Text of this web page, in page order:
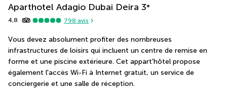
Aparthotel Adagio Dubai Deira 3*
4,8 798 avis
Vous devez absolument profiter des nombreuses
infrastructures de loisirs qui incluent un centre de remise en
forme et une piscine extérieure. Cet appart'hôtel propose
également l'accès Wi-Fi à Internet gratuit, un service de
conciergerie et une salle de réception.